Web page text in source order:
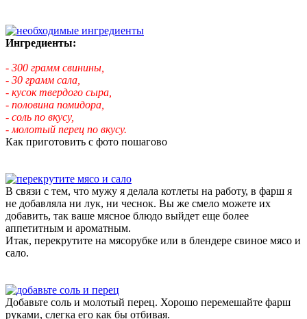
Ингредиенты:
- 300 грамм свинины,
- 30 грамм сала,
- кусок твердого сыра,
- половина помидора,
- соль по вкусу,
- молотый перец по вкусу.
Как приготовить с фото пошагово
В связи с тем, что мужу я делала котлеты на работу, в фарш я
не добавляла ни лук, ни чеснок. Вы же смело можете их
добавить, так ваше мясное блюдо выйдет еще более
аппетитным и ароматным.
Итак, перекрутите на мясорубке или в блендере свиное мясо и
сало.
Добавьте соль и молотый перец. Хорошо перемешайте фарш
руками, слегка его как бы отбивая.